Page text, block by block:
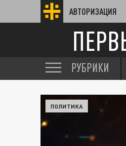
АВТОРИЗАЦИЯ
РУБРИКИ
ПОЛИТИКА